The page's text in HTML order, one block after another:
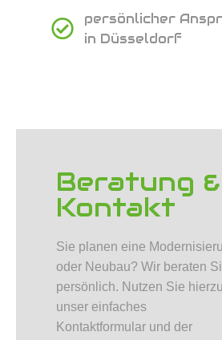
persönlicher
in Düsseldorf
Beratung &
Kontakt
Sie planen eine
oder Neubau? Wir beraten
persönlich. Nutzen Sie hierzu
unser einfaches
Kontaktformular und der